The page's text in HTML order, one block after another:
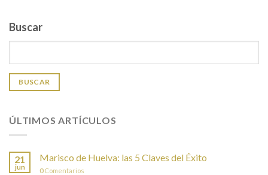
Buscar
BUSCAR
ÚLTIMOS ARTÍCULOS
21
jun
Marisco de Huelva: las 5 Claves del Éxito
0Comentarios